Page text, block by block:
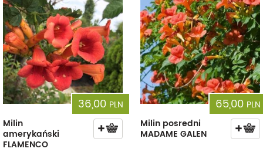
36,00 PLN
Milin
amerykański
FLAMENCO
65,00 PLN
Milin posredni
MADAME GALEN